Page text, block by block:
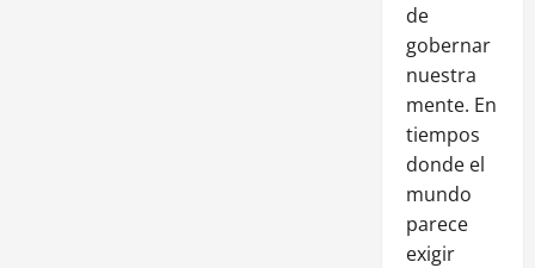
de
gobernar
nuestra
mente. En
tiempos
donde el
mundo
parece
exigir